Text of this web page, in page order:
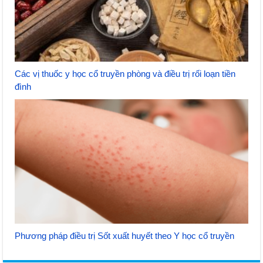
Các vị thuốc y học cổ truyền phòng và điều trị rối loạn tiền
đình
Phương pháp điều trị Sốt xuất huyết theo Y học cổ truyền